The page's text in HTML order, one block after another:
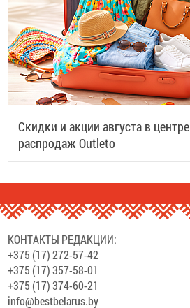
Скидки и акции августа в центре
распродаж Outleto
КОНТАКТЫ РЕДАКЦИИ:
+375 (17) 272-57-42
+375 (17) 357-58-01
+375 (17) 374-60-21
info@bestbelarus.by